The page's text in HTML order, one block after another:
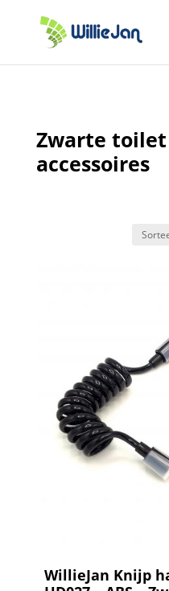
Zwarte
accessoires
WillieJan Knijp